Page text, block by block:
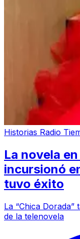
Historias Radio
La novela
incursionó
tuvo éxito
La “Chica
de la telenovela